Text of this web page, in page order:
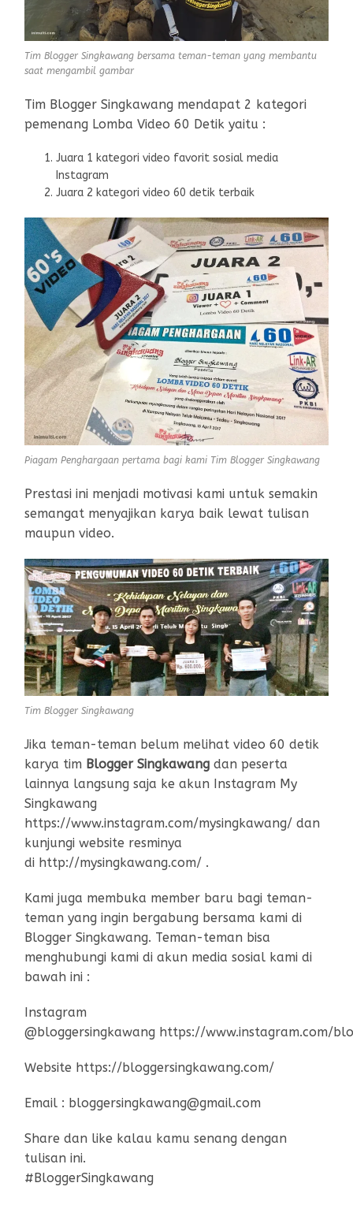
Tim Blogger Singkawang bersama teman-teman yang membantu
saat mengambil gambar
Tim Blogger Singkawang mendapat 2 kategori
pemenang Lomba Video 60 Detik yaitu :
Juara 1 kategori video favorit sosial media
Instagram
Juara 2 kategori video 60 detik terbaik
Piagam Penghargaan pertama bagi kami Tim Blogger Singkawang
Prestasi ini menjadi motivasi kami untuk semakin
semangat menyajikan karya baik lewat tulisan
maupun video.
Tim Blogger Singkawang
Jika teman-teman belum melihat video 60 detik
karya tim Blogger Singkawang dan peserta
lainnya langsung saja ke akun Instagram My
Singkawang
https://www.instagram.com/mysingkawang/ dan
kunjungi website resminya
di http://mysingkawang.com/ .
Kami juga membuka member baru bagi teman-
teman yang ingin bergabung bersama kami di
Blogger Singkawang. Teman-teman bisa
menghubungi kami di akun media sosial kami di
bawah ini :
Instagram
@bloggersingkawang https://www.instagram.com/
Website https://bloggersingkawang.com/
Email : bloggersingkawang@gmail.com
Share dan like kalau kamu senang dengan
tulisan ini.
#BloggerSingkawang